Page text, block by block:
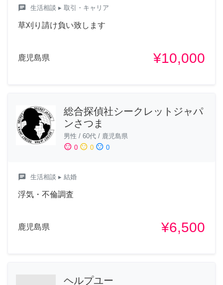
chat 生活相談 ▸ 取引・キャリア
草刈り請け負い致します
鹿児島県 ¥10,000
総合探偵社シークレットジャパ
ンさつま
男性 / 60代 / 鹿児島県
sentiment_satisfied 0 sentiment_neutral 0 sentiment_dissatisfied 0
chat 生活相談 ▸ 結婚
浮気・不倫調査
鹿児島県 ¥6,500
ヘルプユー